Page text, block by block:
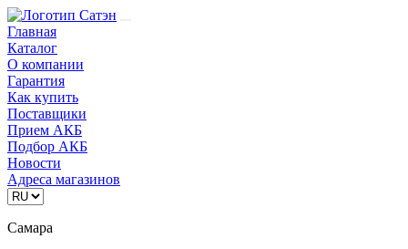
Главная
Каталог
О компании
Гарантия
Как купить
Поставщики
Прием АКБ
Подбор АКБ
Новости
Адреса магазинов
Самара